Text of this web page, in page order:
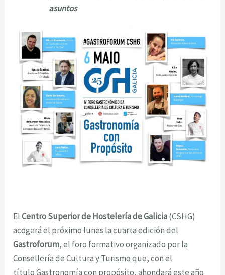
asuntos
ElCentro Superior de Hostelería de Galicia(CSHG)
acogerá el próximo lunes la cuarta edición del
Gastroforum, el foro formativo organizado por la
Consellería de Cultura y Turismo que, con el
títuloGastronomía con propósito, ahondará este año